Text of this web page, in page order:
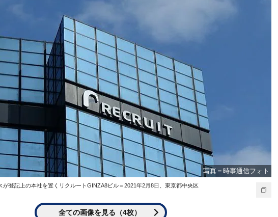
写真＝時事通信フォト
が登記上の本社を置くリクルートGINZA8ビル＝2021年2月8日、東京都中央区
全ての画像を見る（4枚）